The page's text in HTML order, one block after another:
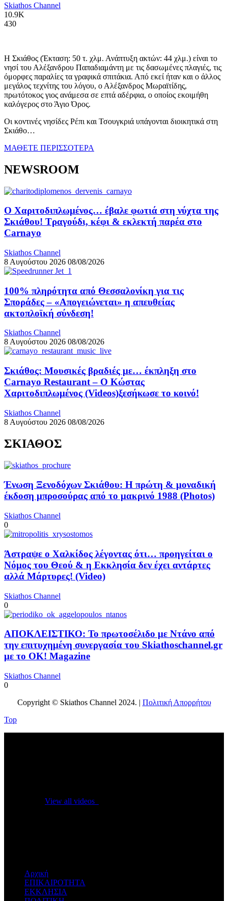
Skiathos Channel
10.9K
430
Η Σκιάθος (Έκταση: 50 τ. χλμ. Ανάπτυξη ακτών: 44 χλμ.) είναι το
νησί του Αλέξανδρου Παπαδιαμάντη με τις δασωμένες πλαγιές, τις
όμορφες παραλίες τα γραφικά σπιτάκια. Από εκεί ήταν και ο άλλος
μεγάλος τεχνίτης του λόγου, ο Αλέξανδρος Μωραϊτίδης,
πρωτότοκος γιος ανάμεσα σε επτά αδέρφια, ο οποίος εκοιμήθη
καλόγερος στο Άγιο Όρος.
Οι κοντινές νησίδες Ρέπι και Τσουγκριά υπάγονται διοικητικά στη
Σκιάθο…
ΜΑΘΕΤΕ ΠΕΡΙΣΣΟΤΕΡΑ
NEWSROOM
Ο Χαριτοδιπλωμένος… έβαλε φωτιά στη νύχτα της
Σκιάθου! Τραγούδι, κέφι & εκλεκτή παρέα στο
Carnayo
Skiathos Channel
8 Αυγούστου 2026 08/08/2026
100% πληρότητα από Θεσσαλονίκη για τις
Σποράδες – «Απογειώνεται» η απευθείας
ακτοπλοϊκή σύνδεση!
Skiathos Channel
8 Αυγούστου 2026 08/08/2026
Σκιάθος: Μουσικές βραδιές με… έκπληξη στο
Carnayo Restaurant – Ο Κώστας
Χαριτοδιπλωμένος (Videos)ξεσήκωσε το κοινό!
Skiathos Channel
8 Αυγούστου 2026 08/08/2026
ΣΚΙΑΘΟΣ
Ένωση Ξενοδόχων Σκιάθου: Η πρώτη & μοναδική
έκδοση μπροσούρας από το μακρινό 1988 (Photos)
Skiathos Channel
0
Άστραψε ο Χαλκίδος λέγοντας ότι… προηγείται ο
Νόμος του Θεού & η Εκκλησία δεν έχει αντάρτες
αλλά Μάρτυρες! (Video)
Skiathos Channel
0
ΑΠΟΚΛΕΙΣΤΙΚΟ: Το πρωτοσέλιδο με Ντάνο από
την επιτυχημένη συνεργασία του Skiathoschannel.gr
με το OK! Magazine
Skiathos Channel
0
Copyright © Skiathos Channel 2024. | Πολιτική Απορρήτου
Top
View all videos
Αρχική
ΕΠΙΚΑΙΡΟΤΗΤΑ
ΕΚΚΛΗΣΙΑ